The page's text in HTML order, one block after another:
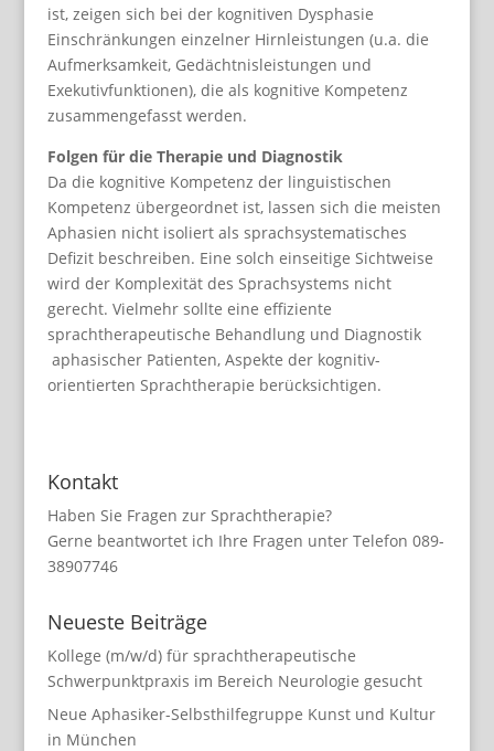
ist, zeigen sich bei der kognitiven Dysphasie
Einschränkungen einzelner Hirnleistungen (u.a. die
Aufmerksamkeit, Gedächtnisleistungen und
Exekutivfunktionen), die als kognitive Kompetenz
zusammengefasst werden.
Folgen für die Therapie und Diagnostik
Da die kognitive Kompetenz der linguistischen
Kompetenz übergeordnet ist, lassen sich die meisten
Aphasien nicht isoliert als sprachsystematisches
Defizit beschreiben. Eine solch einseitige Sichtweise
wird der Komplexität des Sprachsystems nicht
gerecht. Vielmehr sollte eine effiziente
sprachtherapeutische Behandlung und Diagnostik
aphasischer Patienten, Aspekte der kognitiv-
orientierten Sprachtherapie berücksichtigen.
Kontakt
Haben Sie Fragen zur Sprachtherapie?
Gerne beantwortet ich Ihre Fragen unter Telefon 089-
38907746
Neueste Beiträge
Kollege (m/w/d) für sprachtherapeutische
Schwerpunktpraxis im Bereich Neurologie gesucht
Neue Aphasiker-Selbsthilfegruppe Kunst und Kultur
in München